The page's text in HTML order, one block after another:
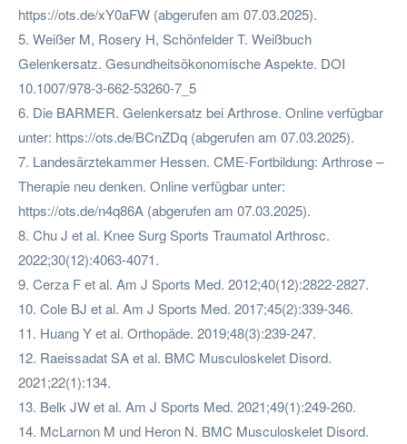
https://ots.de/xY0aFW (abgerufen am 07.03.2025).
5. Weißer M, Rosery H, Schönfelder T. Weißbuch
Gelenkersatz. Gesundheitsökonomische Aspekte. DOI
10.1007/978-3-662-53260-7_5
6. Die BARMER. Gelenkersatz bei Arthrose. Online verfügbar
unter: https://ots.de/BCnZDq (abgerufen am 07.03.2025).
7. Landesärztekammer Hessen. CME-Fortbildung: Arthrose –
Therapie neu denken. Online verfügbar unter:
https://ots.de/n4q86A (abgerufen am 07.03.2025).
8. Chu J et al. Knee Surg Sports Traumatol Arthrosc.
2022;30(12):4063-4071.
9. Cerza F et al. Am J Sports Med. 2012;40(12):2822-2827.
10. Cole BJ et al. Am J Sports Med. 2017;45(2):339-346.
11. Huang Y et al. Orthopäde. 2019;48(3):239-247.
12. Raeissadat SA et al. BMC Musculoskelet Disord.
2021;22(1):134.
13. Belk JW et al. Am J Sports Med. 2021;49(1):249-260.
14. McLarnon M und Heron N. BMC Musculoskelet Disord.